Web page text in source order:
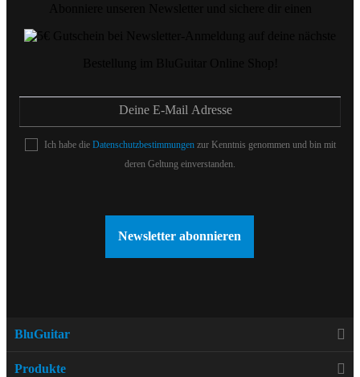
Ich habe die Datenschutzbestimmungenzur Kenntnis genommen und bin mit
deren Geltung einverstanden.
Newsletter abonnieren
BluGuitar
Produkte